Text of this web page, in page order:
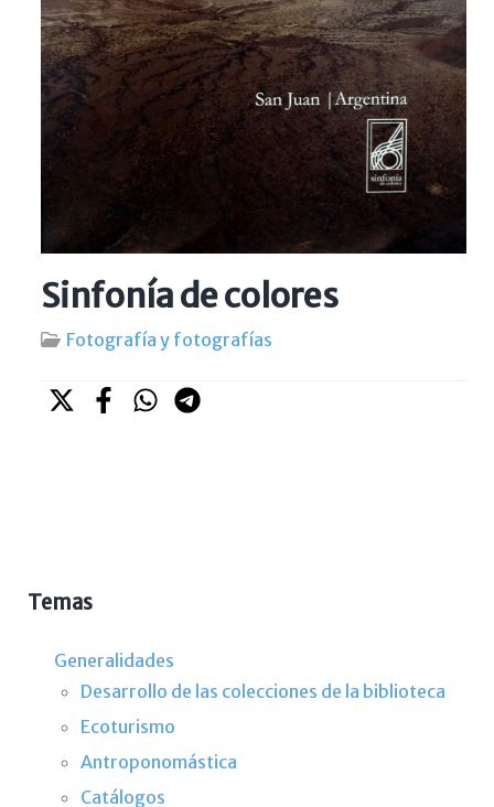
Sinfonía de colores
Fotografía y fotografías
Temas
Generalidades
Desarrollo de las colecciones de la biblioteca
Ecoturismo
Antroponomástica
Catálogos